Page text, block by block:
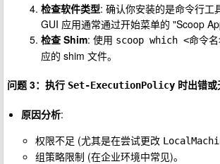
检查软件类型: 确认你安装的是命令行工
GUI 应用通常通过开始菜单的 "Scoop
检查 Shim: 使用 scoop which <命令名
应的 shim 文件。
问题 3：执行 Set-ExecutionPolicy 时出错或
原因分析:
权限不足 (尤其是在尝试更改
组策略限制 (在企业环境中常见)。